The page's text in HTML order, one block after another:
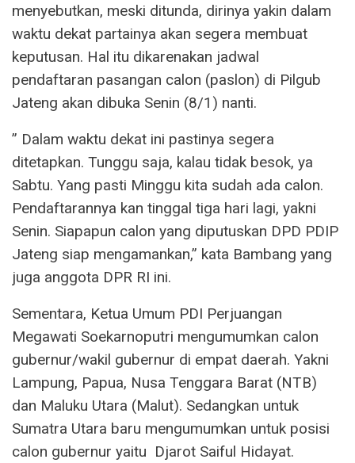
menyebutkan, meski ditunda, dirinya yakin dalam
waktu dekat partainya akan segera membuat
keputusan. Hal itu dikarenakan jadwal
pendaftaran pasangan calon (paslon) di Pilgub
Jateng akan dibuka Senin (8/1) nanti.
” Dalam waktu dekat ini pastinya segera
ditetapkan. Tunggu saja, kalau tidak besok, ya
Sabtu. Yang pasti Minggu kita sudah ada calon.
Pendaftarannya kan tinggal tiga hari lagi, yakni
Senin. Siapapun calon yang diputuskan DPD PDIP
Jateng siap mengamankan,” kata Bambang yang
juga anggota DPR RI ini.
Sementara, Ketua Umum PDI Perjuangan
Megawati Soekarnoputri mengumumkan calon
gubernur/wakil gubernur di empat daerah. Yakni
Lampung, Papua, Nusa Tenggara Barat (NTB)
dan Maluku Utara (Malut). Sedangkan untuk
Sumatra Utara baru mengumumkan untuk posisi
calon gubernur yaitu Djarot Saiful Hidayat.